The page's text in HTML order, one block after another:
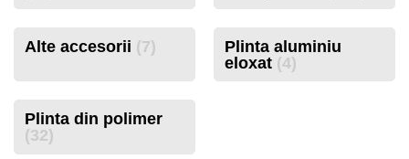
Alte accesorii (7)
Plinta aluminiu
eloxat (4)
Plinta din polimer
(32)